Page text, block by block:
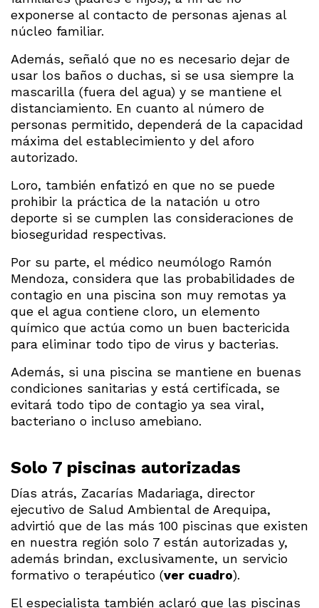
exponerse al contacto de personas ajenas al
núcleo familiar.
Además, señaló que no es necesario dejar de
usar los baños o duchas, si se usa siempre la
mascarilla (fuera del agua) y se mantiene el
distanciamiento. En cuanto al número de
personas permitido, dependerá de la capacidad
máxima del establecimiento y del aforo
autorizado.
Loro, también enfatizó en que no se puede
prohibir la práctica de la natación u otro
deporte si se cumplen las consideraciones de
bioseguridad respectivas.
Por su parte, el médico neumólogo Ramón
Mendoza, considera que las probabilidades de
contagio en una piscina son muy remotas ya
que el agua contiene cloro, un elemento
químico que actúa como un buen bactericida
para eliminar todo tipo de virus y bacterias.
Además, si una piscina se mantiene en buenas
condiciones sanitarias y está certificada, se
evitará todo tipo de contagio ya sea viral,
bacteriano o incluso amebiano.
Solo 7 piscinas autorizadas
Días atrás, Zacarías Madariaga, director
ejecutivo de Salud Ambiental de Arequipa,
advirtió que de las más 100 piscinas que existen
en nuestra región solo 7 están autorizadas y,
además brindan, exclusivamente, un servicio
formativo o terapéutico (ver cuadro).
El especialista también aclaró que las piscinas